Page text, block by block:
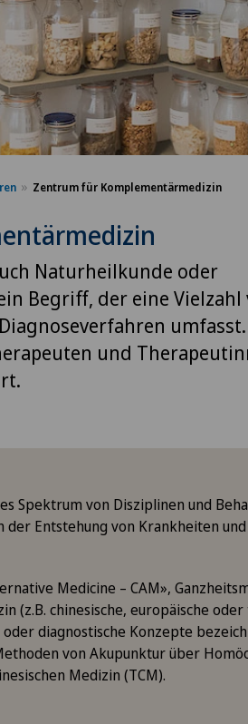
Zentrum für Komplementärmedizin
Naturheilkunde oder
Begriff, der eine Vielzahl
und
Spektrum von Disziplinen und
Entstehung von Krankheiten
Medicine – CAM»,
(z.B. chinesische, europäische
diagnostische Konzepte
von Akupunktur über
Medizin (TCM).